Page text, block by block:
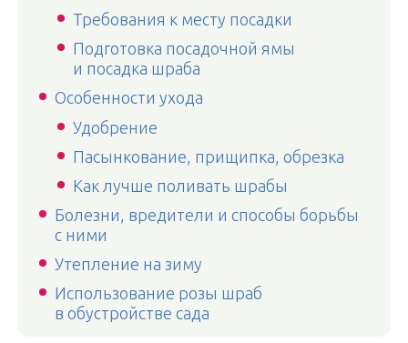
Требования к месту посадки
Подготовка посадочной ямы
и посадка шраба
Особенности ухода
Удобрение
Пасынкование, прищипка, обрезка
Как лучше поливать шрабы
Болезни, вредители и способы борьбы
с ними
Утепление на зиму
Использование розы шраб
в обустройстве сада